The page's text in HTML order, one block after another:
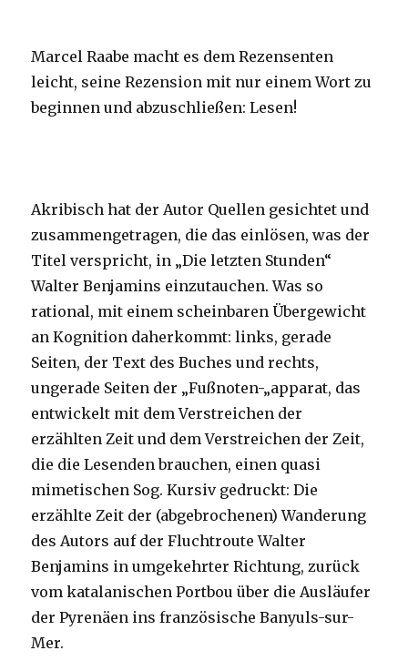
Marcel Raabe macht es dem Rezensenten
leicht, seine Rezension mit nur einem Wort zu
beginnen und abzuschließen: Lesen!
Akribisch hat der Autor Quellen gesichtet und
zusammengetragen, die das einlösen, was der
Titel verspricht, in „Die letzten Stunden“
Walter Benjamins einzutauchen. Was so
rational, mit einem scheinbaren Übergewicht
an Kognition daherkommt: links, gerade
Seiten, der Text des Buches und rechts,
ungerade Seiten der „Fußnoten-„apparat, das
entwickelt mit dem Verstreichen der
erzählten Zeit und dem Verstreichen der Zeit,
die die Lesenden brauchen, einen quasi
mimetischen Sog. Kursiv gedruckt: Die
erzählte Zeit der (abgebrochenen) Wanderung
des Autors auf der Fluchtroute Walter
Benjamins in umgekehrter Richtung, zurück
vom katalanischen Portbou über die Ausläufer
der Pyrenäen ins französische Banyuls-sur-
Mer.